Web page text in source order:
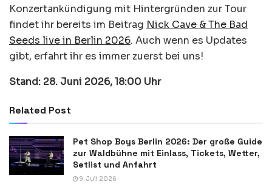
Konzertankündigung mit Hintergründen zur Tour
findet ihr bereits im Beitrag Nick Cave & The Bad
Seeds live in Berlin 2026. Auch wenn es Updates
gibt, erfahrt ihr es immer zuerst bei uns!
Stand: 28. Juni 2026, 18:00 Uhr
Related Post
Pet Shop Boys Berlin 2026: Der große Guide
zur Waldbühne mit Einlass, Tickets, Wetter,
Setlist und Anfahrt
9. Juli 2026